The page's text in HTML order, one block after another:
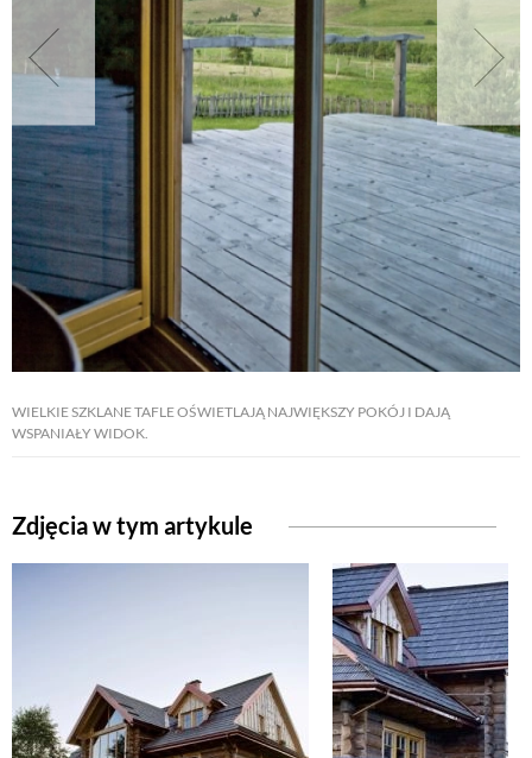
WIELKIE SZKLANE TAFLE OŚWIETLAJĄ NAJWIĘKSZY POKÓJ I DAJĄ
WSPANIAŁY WIDOK.
Zdjęcia w tym artykule
NATURALNIE
URODA
NATURALNA APTECZKA
DLA DOMU
EKO ŻYCIE
ZWIERZĘTA DOMOWE
ZWIERZĘTA W NATURZE
KRAJOBRAZ